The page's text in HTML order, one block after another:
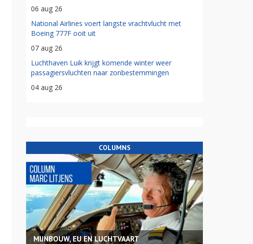
06 aug 26
National Airlines voert langste vrachtvlucht met
Boeing 777F ooit uit
07 aug 26
Luchthaven Luik krijgt komende winter weer
passagiersvluchten naar zonbestemmingen
04 aug 26
COLUMNS
MIJNBOUW, EU EN LUCHTVAART